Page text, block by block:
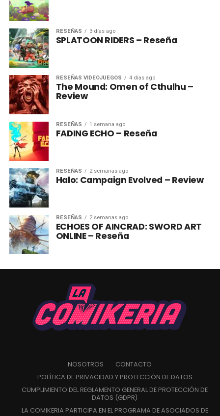
RESEÑAS 3 días ago
SPLATOON RIDERS – Reseña
RESEÑAS VIDEOJUEGOS 4 días ago
The Mound: Omen of Cthulhu –
Review
RESEÑAS 1 semana ago
FADING ECHO – Reseña
RESEÑAS 2 semanas ago
Halo: Campaign Evolved – Review
RESEÑAS 2 semanas ago
ECHOES OF AINCRAD: SWORD ART
ONLINE – Reseña
NOSOTROS
CONTACTO
POLÍTICA DE PRIVACIDAD Y PROTECCIÓN DE DATOS
CUMPLIMIENTO DEL REGLAMENTO GENERAL DE PROTECCIÓN DE
DATOS (GDPR)
LA COMIKERIA PARTICIPA EN EL PROGRAMA DE ASOCIADOS DE